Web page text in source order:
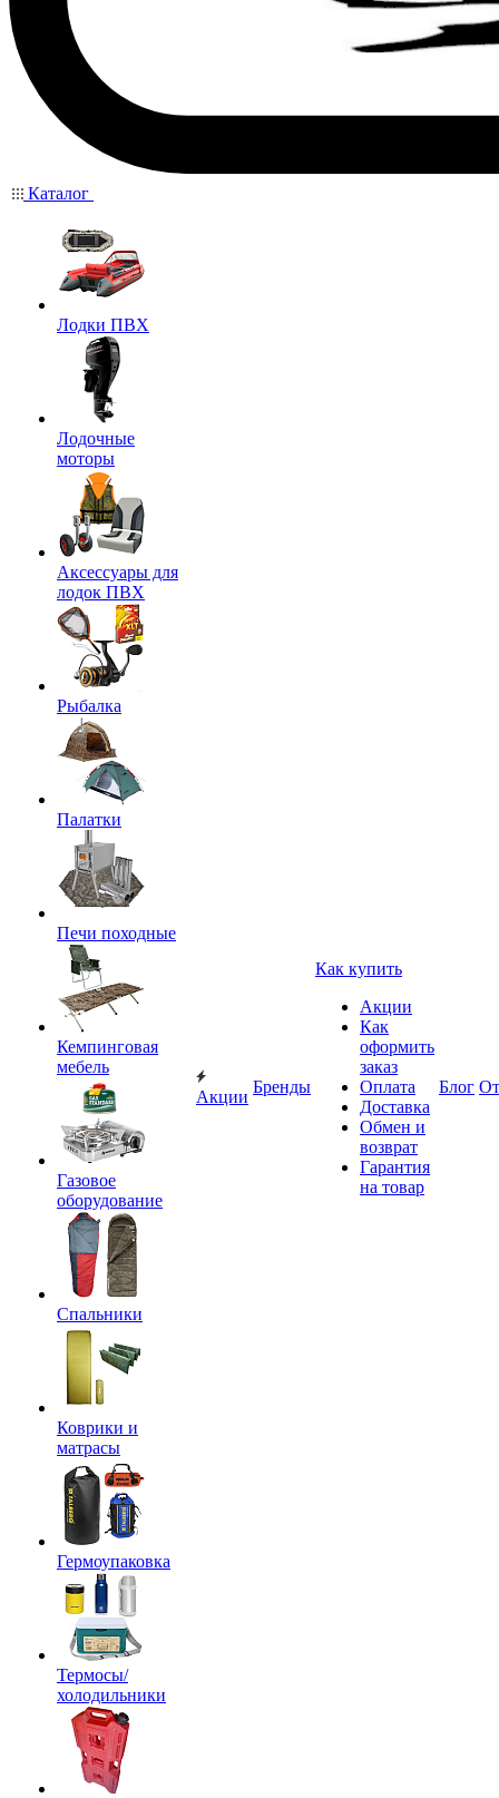
Каталог
Лодки ПВХ
Лодочные
моторы
Аксессуары для
лодок ПВХ
Рыбалка
Палатки
Печи походные
Кемпинговая
мебель
Газовое
оборудование
Спальники
Коврики и
матрасы
Гермоупаковка
Термосы/
холодильники
Акции
Бренды
Как купить
Акции
Как
оформить
заказ
Оплата
Доставка
Обмен и
возврат
Гарантия
на товар
Блог